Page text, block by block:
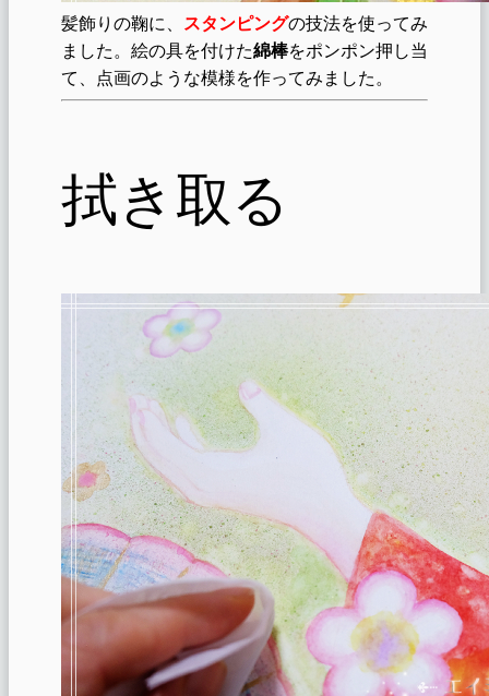
髪飾りの鞠に、 スタンピングの技法を使ってみ
ました。絵の具を付けた綿棒をポンポン押し当
て、点画のような模様を作ってみました。
拭き取る